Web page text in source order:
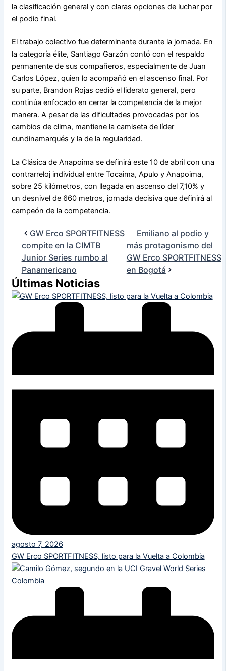
la clasificación general y con claras opciones de luchar por
el podio final.
El trabajo colectivo fue determinante durante la jornada. En
la categoría élite, Santiago Garzón contó con el respaldo
permanente de sus compañeros, especialmente de Juan
Carlos López, quien lo acompañó en el ascenso final. Por
su parte, Brandon Rojas cedió el liderato general, pero
continúa enfocado en cerrar la competencia de la mejor
manera. A pesar de las dificultades provocadas por los
cambios de clima, mantiene la camiseta de líder
cundinamarqués y la de la regularidad.
La Clásica de Anapoima se definirá este 10 de abril con una
contrarreloj individual entre Tocaima, Apulo y Anapoima,
sobre 25 kilómetros, con llegada en ascenso del 7,10% y
un desnivel de 660 metros, jornada decisiva que definirá al
campeón de la competencia.
GW Erco SPORTFITNESS
compite en la CIMTB
Junior Series rumbo al
Panamericano
Emiliano al podio y
más protagonismo del
GW Erco SPORTFITNESS
en Bogotá
Últimas Noticias
agosto 7, 2026
GW Erco SPORTFITNESS, listo para la Vuelta a Colombia